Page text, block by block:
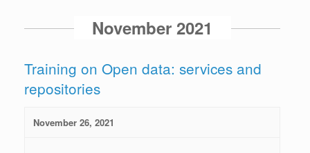
November 2021
Training on Open data: services and
repositories
November 26, 2021